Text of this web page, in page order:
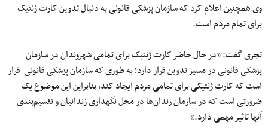
وی همچنین اعلام کرد که سازمان پزشکی قانونی به دنبال تدوین کارت ژنتیک
برای تمام مردم است.
تجری گفت: «در حال حاضر کارت ژنتیک برای تمامی شهروندان در سازمان
پزشکی قانونی در مسیر تدوین قرار دارد؛ به طوری که سازمان پزشکی قانونی قرار
است که کارت ژنتیکی برای تمامی مردم ایجاد کند، بنابراین این موضوع یک
ضرورتی است که در سازمان زندان‌ها در محل نگهداری زندانیان و تقسیم‌بندی
آنها تاثیر مهمی دارد.»